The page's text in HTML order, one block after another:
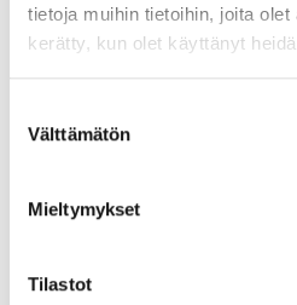
tietoja muihin tietoihin, joita
kerätty, kun olet käyttänyt
valinta
Välttämätön
Mieltymykset
Tilastot
Takaisin uutisiin
Jaa WhatsAppilla